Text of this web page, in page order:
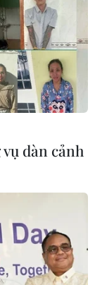
dàn cảnh